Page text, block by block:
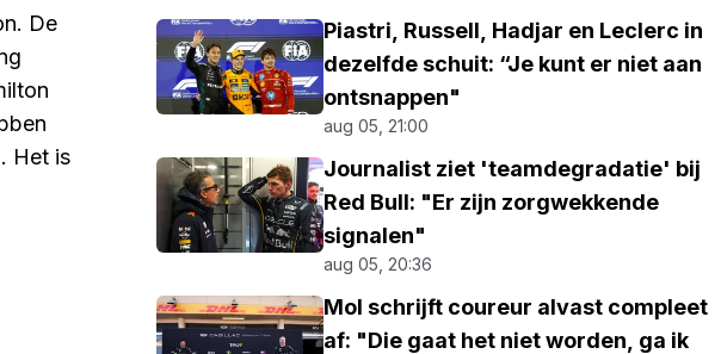
De
Het is
Piastri, Russell, Hadjar en Leclerc in
dezelfde schuit: “Je kunt er niet aan
ontsnappen"
aug 05, 21:00
Journalist ziet 'teamdegradatie' bij
Red Bull: "Er zijn zorgwekkende
signalen"
aug 05, 20:36
Mol schrijft coureur alvast compleet
af: "Die gaat het niet worden, ga ik